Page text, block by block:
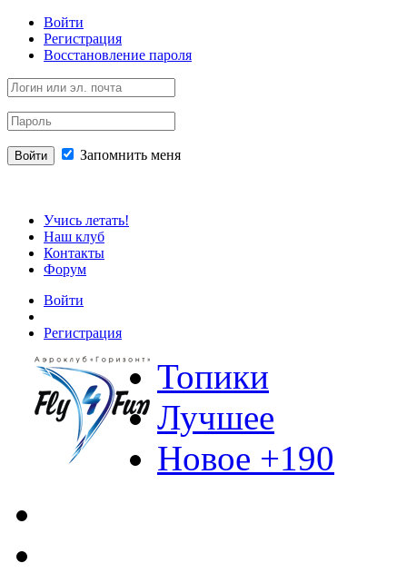
Войти
Регистрация
Восстановление пароля
Войти Запомнить меня
Учись летать!
Наш клуб
Контакты
Форум
Войти
Регистрация
Топики
Лучшее
Новое +190